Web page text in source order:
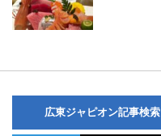
広東ジャピオン記事検索